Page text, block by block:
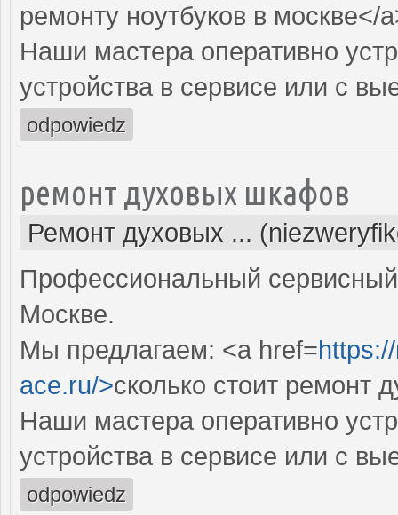
ремонту ноутбуков в москве</
Наши мастера оперативно
устройства в сервисе или с
odpowiedz
ремонт духовых шкафов
Ремонт духовых ...
Профессиональный
Москве.
Мы предлагаем: <a href=
ace.ru/>сколько стоит ремонт
Наши мастера оперативно
устройства в сервисе или с
odpowiedz